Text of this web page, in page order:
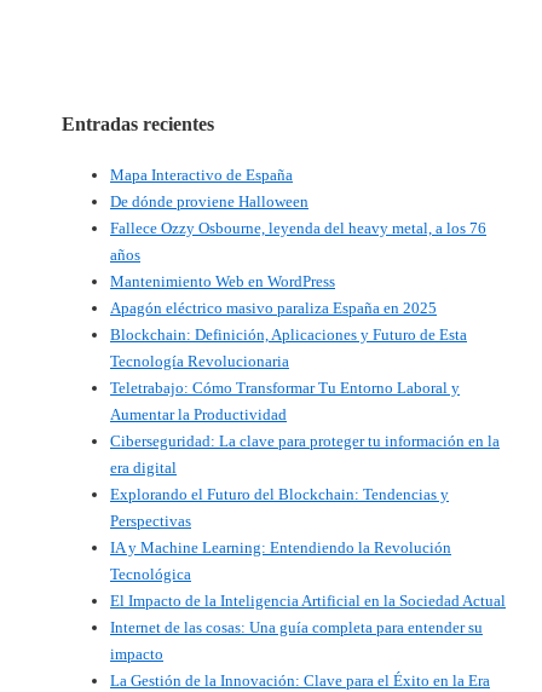
Entradas recientes
Mapa Interactivo de España
De dónde proviene Halloween
Fallece Ozzy Osbourne, leyenda del heavy metal, a los 76
años
Mantenimiento Web en WordPress
Apagón eléctrico masivo paraliza España en 2025
Blockchain: Definición, Aplicaciones y Futuro de Esta
Tecnología Revolucionaria
Teletrabajo: Cómo Transformar Tu Entorno Laboral y
Aumentar la Productividad
Ciberseguridad: La clave para proteger tu información en la
era digital
Explorando el Futuro del Blockchain: Tendencias y
Perspectivas
IA y Machine Learning: Entendiendo la Revolución
Tecnológica
El Impacto de la Inteligencia Artificial en la Sociedad Actual
Internet de las cosas: Una guía completa para entender su
impacto
La Gestión de la Innovación: Clave para el Éxito en la Era